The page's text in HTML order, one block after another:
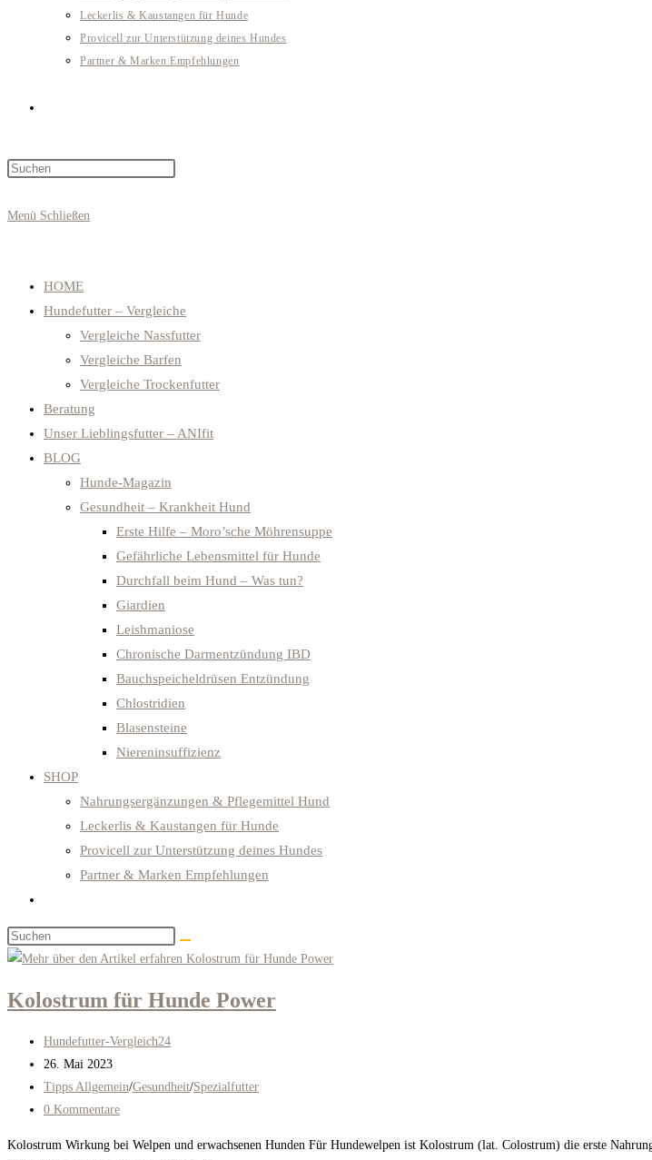
Leckerlis & Kaustangen für Hunde
Provicell zur Unterstützung deines Hundes
Partner & Marken Empfehlungen
Suche
panel.
Menü Schließen
HOME
Hundefutter – Vergleiche
Vergleiche Nassfutter
Vergleiche Barfen
Vergleiche Trockenfutter
Beratung
Unser Lieblingsfutter – ANIfit
BLOG
Hunde-Magazin
Gesundheit – Krankheit Hund
Erste Hilfe – Moro’sche Möhrensuppe
Gefährliche Lebensmittel für Hunde
Durchfall beim Hund – Was tun?
Giardien
Leishmaniose
Chronische Darmentzündung IBD
Bauchspeicheldrüsen Entzündung
Chlostridien
Blasensteine
Niereninsuffizienz
SHOP
Nahrungsergänzungen & Pflegemittel Hund
Leckerlis & Kaustangen für Hunde
Provicell zur Unterstützung deines Hundes
Partner & Marken Empfehlungen
umschalten
Diese
Website
Kolostrum für Hunde Power
Beitrags-
Autor:
Hundefutter-Vergleich24
Beitrag
veröffentlicht:
26. Mai 2023
Beitrags-
Kategorie:
Tipps Allgemein/Gesundheit/Spezialfutter
Beitrags-
0 Kommentare
Kolostrum Wirkung bei Welpen und erwachsenen Hunden Für Hundewelpen ist Kolostrum (lat. Colostrum) die erste